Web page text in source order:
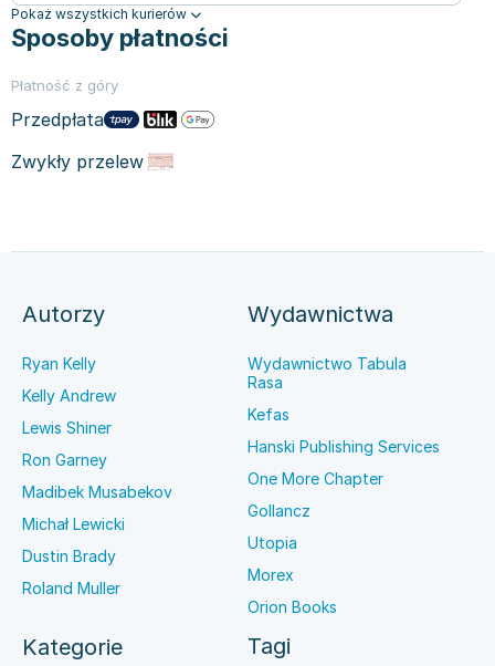
Pokaż wszystkich kurierów
Sposoby płatności
Płatność z góry
Przedpłata
Zwykły przelew
Autorzy
Ryan Kelly
Kelly Andrew
Lewis Shiner
Ron Garney
Madibek Musabekov
Michał Lewicki
Dustin Brady
Roland Muller
Wydawnictwa
Wydawnictwo Tabula
Rasa
Kefas
Hanski Publishing Services
One More Chapter
Gollancz
Utopia
Morex
Orion Books
Kategorie Tagi